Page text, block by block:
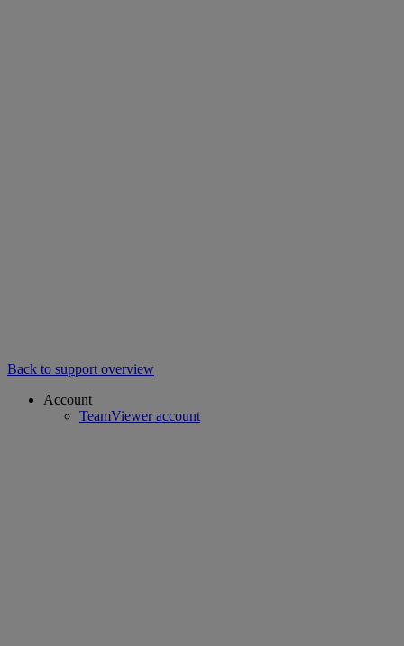
Back to support overview
Account
TeamViewer account